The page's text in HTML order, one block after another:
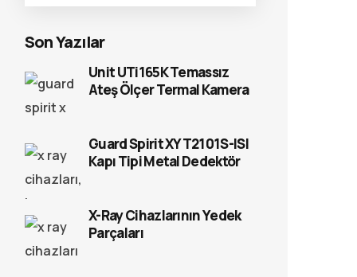
Son Yazılar
Unit UTi165K Temassız
Ateş Ölçer Termal Kamera
Guard Spirit XYT2101S-ISI
Kapı Tipi Metal Dedektör
X-Ray Cihazlarının Yedek
Parçaları